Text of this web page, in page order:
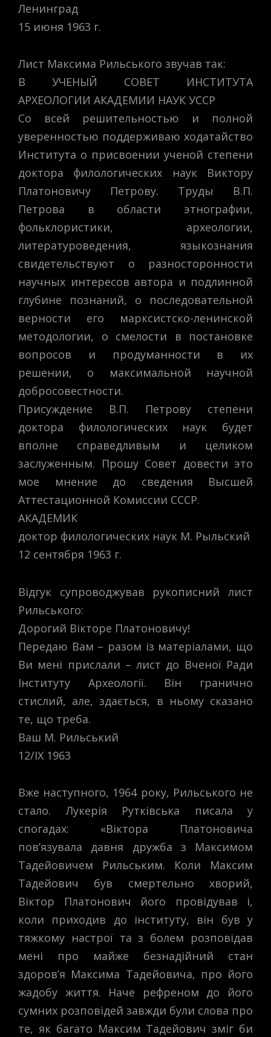
Ленинград
15 июня 1963 г.
Лист Максима Рильського звучав так:
В УЧЕНЫЙ СОВЕТ ИНСТИТУТА
АРХЕОЛОГИИ АКАДЕМИИ НАУК УССР
Со всей решительностью и полной
уверенностью поддерживаю ходатайство
Института о присвоении ученой степени
доктора филологических наук Виктору
Платоновичу Петрову. Труды В.П.
Петрова в области этнографии,
фольклористики, археологии,
литературоведения, языкознания
свидетельствуют о разносторонности
научных интересов автора и подлинной
глубине познаний, о последовательной
верности его марксистско-ленинской
методологии, о смелости в постановке
вопросов и продуманности в их
решении, о максимальной научной
добросовестности.
Присуждение В.П. Петрову степени
доктора филологических наук будет
вполне справедливым и целиком
заслуженным. Прошу Совет довести это
мое мнение до сведения Высшей
Аттестационной Комиссии СССР.
АКАДЕМИК
доктор филологических наук М. Рыльский
12 сентября 1963 г.
Відгук супроводжував рукописний лист
Рильського:
Дорогий Вікторе Платоновичу!
Передаю Вам – разом із матеріалами, що
Ви мені прислали – лист до Вченої Ради
Інституту Археології. Він гранично
стислий, але, здається, в ньому сказано
те, що треба.
Ваш М. Рильський
12/IX 1963
Вже наступного, 1964 року, Рильського не
стало. Лукерія Рутківська писала у
спогадах: «Віктора Платоновича
пов’язувала давня дружба з Максимом
Тадейовичем Рильським. Коли Максим
Тадейович був смертельно хворий,
Віктор Платонович його провідував і,
коли приходив до інституту, він був у
тяжкому настрої та з болем розповідав
мені про майже безнадійний стан
здоров’я Максима Тадейовича, про його
жадобу життя. Наче рефреном до його
сумних розповідей завжди були слова про
те, як багато Максим Тадейович зміг би